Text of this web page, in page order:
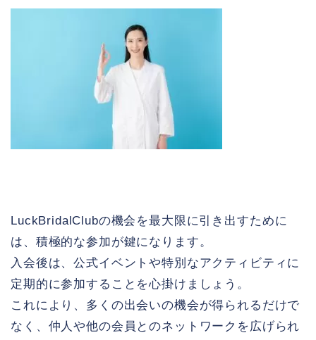
LuckBridalClubの機会を最大限に引き出すために
は、積極的な参加が鍵になります。
入会後は、公式イベントや特別なアクティビティに
定期的に参加することを心掛けましょう。
これにより、多くの出会いの機会が得られるだけで
なく、仲人や他の会員とのネットワークを広げられ
婚活を始める前にまず読
んでほしい話 （30代後
相互リンクBlog
LuckBridalClub解説ペー
ジ